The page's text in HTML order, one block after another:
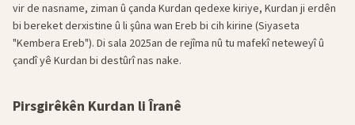
vir de nasname, ziman û çanda Kurdan qedexe kiriye, Kurdan ji erdên
bi bereket derxistine û li şûna wan Ereb bi cih kirine (Siyaseta
"Kembera Ereb"). Di sala 2025an de rejîma nû tu mafekî neteweyî û
çandî yê Kurdan bi destûrî nas nake.
Pirsgirêkên Kurdan li Îranê